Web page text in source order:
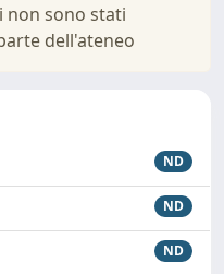
non sono stati
dell'ateneo
ND
ND
ND